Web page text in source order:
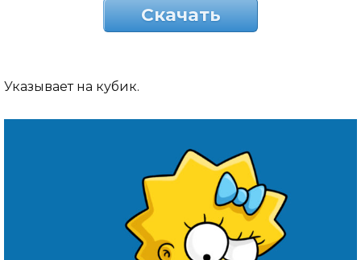
Скачать
Указывает на кубик.